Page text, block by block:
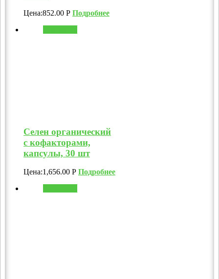
Цена:852.00 Р Подробнее
Селен органический
с кофакторами,
капсулы, 30 шт
Цена:1,656.00 Р Подробнее